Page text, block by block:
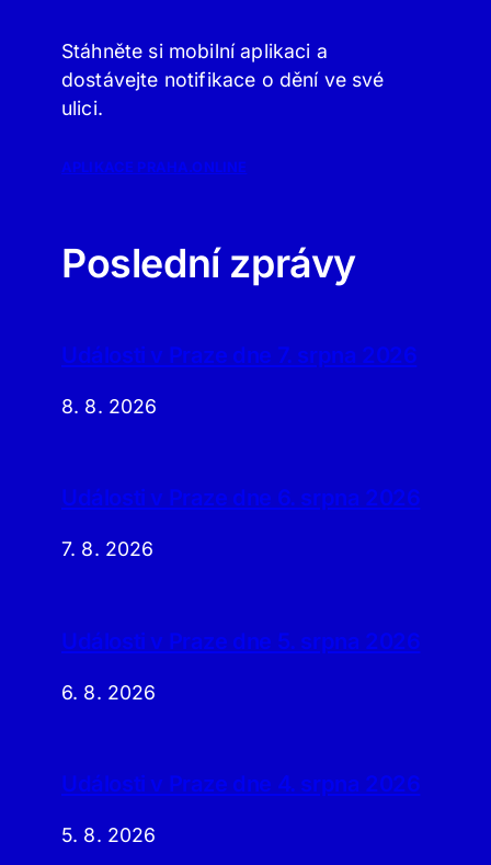
Stáhněte si mobilní aplikaci a
dostávejte notifikace o dění ve své
ulici.
APLIKACE PRAHA.ONLINE
Poslední zprávy
Události v Praze dne 7. srpna 2026
8. 8. 2026
Události v Praze dne 6. srpna 2026
7. 8. 2026
Události v Praze dne 5. srpna 2026
6. 8. 2026
Události v Praze dne 4. srpna 2026
5. 8. 2026